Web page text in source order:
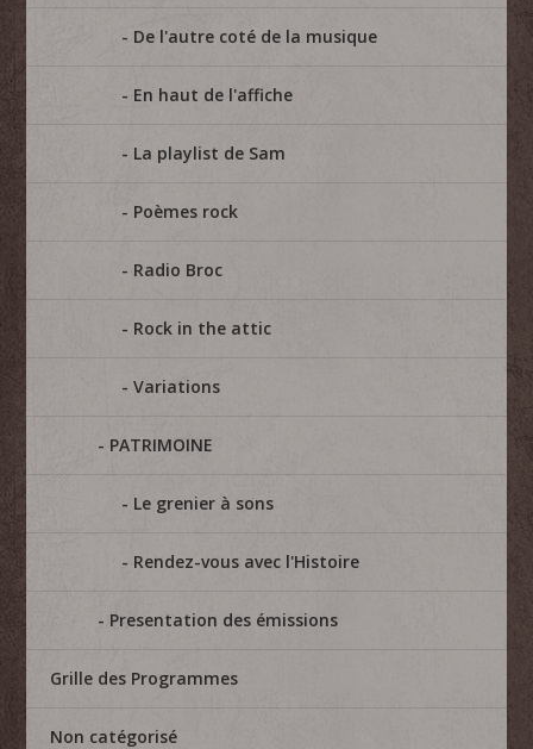
De l'autre coté de la musique
En haut de l'affiche
La playlist de Sam
Poèmes rock
Radio Broc
Rock in the attic
Variations
PATRIMOINE
Le grenier à sons
Rendez-vous avec l'Histoire
Presentation des émissions
Grille des Programmes
Non catégorisé